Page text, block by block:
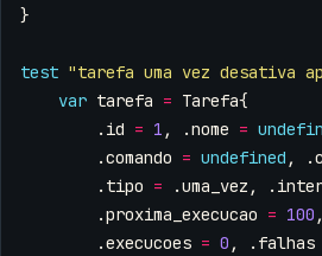
}
test "tarefa uma vez desativa
var tarefa = Tarefa{
. id = 1 , .nome =
.comando = undefined , .
. tipo = .uma_vez , .
.proxima_execucao = 100 ,
.execucoes = 0 , . falhas